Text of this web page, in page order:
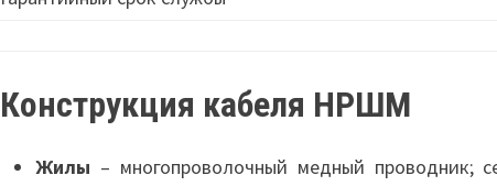
Конструкция кабеля НРШМ
Жилы – многопроволочный медный проводник;